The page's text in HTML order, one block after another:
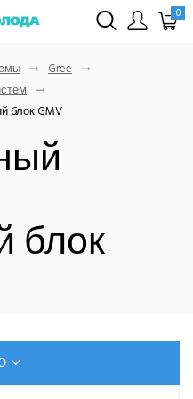
0
Gree
блок GMV
блок